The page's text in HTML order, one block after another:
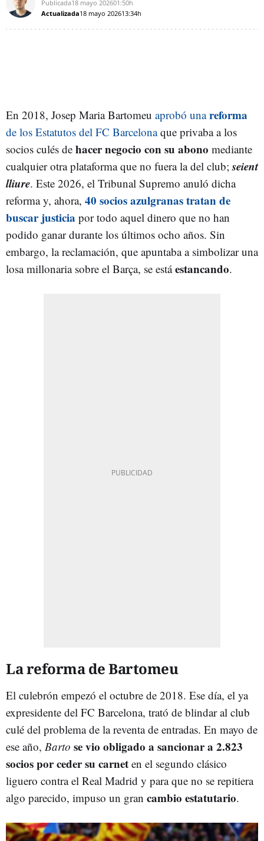
Publicada18 mayo 202601:50h
Actualizada18 mayo 202613:34h
En 2018, Josep Maria Bartomeu aprobó unareforma
de los Estatutos del FC Barcelonaque privaba a los
socios culés de hacer negocio con su abono mediante
cualquier otra plataforma que no fuera la del club;seient
lliure. Este 2026, el Tribunal Supremo anuló dicha
reforma y, ahora, 40 socios azulgranas tratan de
buscar justicia por todo aquel dinero que no han
podido ganar durante los últimos ocho años. Sin
embargo, la reclamación, que apuntaba a simbolizar una
losa millonaria sobre el Barça, se estáestancando.
La reforma de Bartomeu
El culebrón empezó el octubre de 2018. Ese día, el ya
expresidente del FC Barcelona, trató de blindar al club
culé del problema de la reventa de entradas. En mayo de
ese año, Barto se vio obligado a sancionar a 2.823
socios por ceder su carnet en el segundo clásico
liguero contra el Real Madrid y para que no se repitiera
algo parecido, impuso un gran cambio estatutario.